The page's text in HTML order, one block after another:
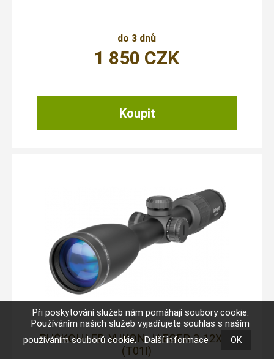
do 3 dnů
1 850 CZK
PUŠKOHLED YUKON JAEGER 3-12X56
(T01I)
Při poskytování služeb nám pomáhají soubory cookie.
Používáním našich služeb vyjadřujete souhlas s naším
používáním souborů cookie.Další informace